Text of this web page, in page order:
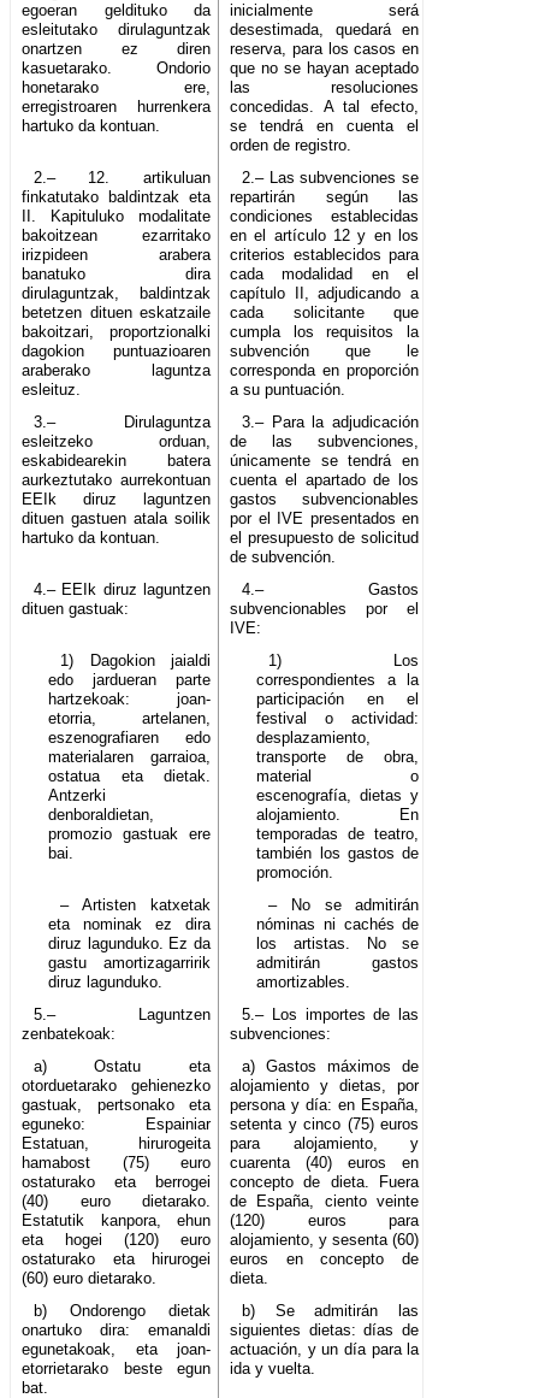
egoeran geldituko da
esleitutako dirulaguntzak
onartzen ez diren
kasuetarako. Ondorio
honetarako ere,
erregistroaren hurrenkera
hartuko da kontuan.
inicialmente será
desestimada, quedará en
reserva, para los casos en
que no se hayan aceptado
las resoluciones
concedidas. A tal efecto,
se tendrá en cuenta el
orden de registro.
2.– 12. artikuluan
finkatutako baldintzak eta
II. Kapituluko modalitate
bakoitzean ezarritako
irizpideen arabera
banatuko dira
dirulaguntzak, baldintzak
betetzen dituen eskatzaile
bakoitzari, proportzionalki
dagokion puntuazioaren
araberako laguntza
esleituz.
2.– Las subvenciones se
repartirán según las
condiciones establecidas
en el artículo 12 y en los
criterios establecidos para
cada modalidad en el
capítulo II, adjudicando a
cada solicitante que
cumpla los requisitos la
subvención que le
corresponda en proporción
a su puntuación.
3.– Dirulaguntza
esleitzeko orduan,
eskabidearekin batera
aurkeztutako aurrekontuan
EEIk diruz laguntzen
dituen gastuen atala soilik
hartuko da kontuan.
3.– Para la adjudicación
de las subvenciones,
únicamente se tendrá en
cuenta el apartado de los
gastos subvencionables
por el IVE presentados en
el presupuesto de solicitud
de subvención.
4.– EEIk diruz laguntzen
dituen gastuak:
4.– Gastos
subvencionables por el
IVE:
1) Dagokion jaialdi
edo jardueran parte
hartzekoak: joan-
etorria, artelanen,
eszenografiaren edo
materialaren garraioa,
ostatua eta dietak.
Antzerki
denboraldietan,
promozio gastuak ere
bai.
1) Los
correspondientes a la
participación en el
festival o actividad:
desplazamiento,
transporte de obra,
material o
escenografía, dietas y
alojamiento. En
temporadas de teatro,
también los gastos de
promoción.
– Artisten katxetak
eta nominak ez dira
diruz lagunduko. Ez da
gastu amortizagarririk
diruz lagunduko.
– No se admitirán
nóminas ni cachés de
los artistas. No se
admitirán gastos
amortizables.
5.– Laguntzen
zenbatekoak:
5.– Los importes de las
subvenciones:
a) Ostatu eta
otorduetarako gehienezko
gastuak, pertsonako eta
eguneko: Espainiar
Estatuan, hirurogeita
hamabost (75) euro
ostaturako eta berrogei
(40) euro dietarako.
Estatutik kanpora, ehun
eta hogei (120) euro
ostaturako eta hirurogei
(60) euro dietarako.
a) Gastos máximos de
alojamiento y dietas, por
persona y día: en España,
setenta y cinco (75) euros
para alojamiento, y
cuarenta (40) euros en
concepto de dieta. Fuera
de España, ciento veinte
(120) euros para
alojamiento, y sesenta (60)
euros en concepto de
dieta.
b) Ondorengo dietak
onartuko dira: emanaldi
egunetakoak, eta joan-
etorrietarako beste egun
bat.
b) Se admitirán las
siguientes dietas: días de
actuación, y un día para la
ida y vuelta.